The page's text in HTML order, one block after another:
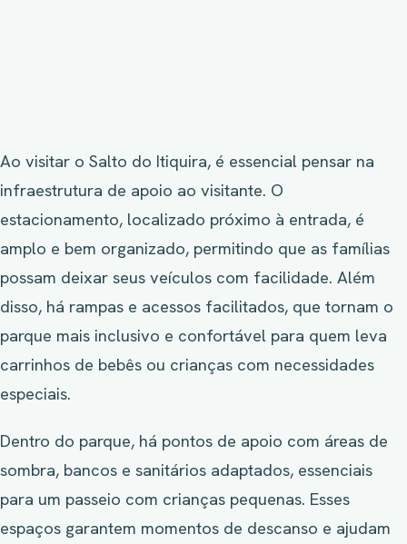
Ao visitar o Salto do Itiquira, é essencial pensar na
infraestrutura de apoio ao visitante. O
estacionamento, localizado próximo à entrada, é
amplo e bem organizado, permitindo que as famílias
possam deixar seus veículos com facilidade. Além
disso, há rampas e acessos facilitados, que tornam o
parque mais inclusivo e confortável para quem leva
carrinhos de bebês ou crianças com necessidades
especiais.
Dentro do parque, há pontos de apoio com áreas de
sombra, bancos e sanitários adaptados, essenciais
para um passeio com crianças pequenas. Esses
espaços garantem momentos de descanso e ajudam